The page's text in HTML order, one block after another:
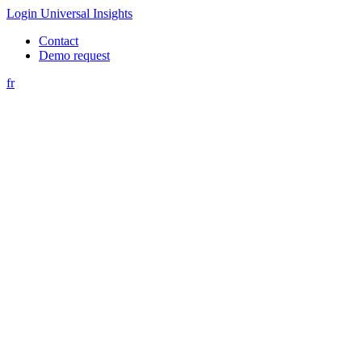
Login Universal Insights
Contact
Demo request
fr